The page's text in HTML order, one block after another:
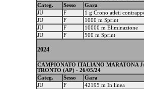
Categ.
Sesso Gara
JU
F 1 g Crono atleti
JU
F 1000 m Sprint
JU
F 10000 m Eliminazione
JU
F 500 m Sprint
2024
CAMPIONATO ITALIANO MARATONA
TRONTO (AP) - 26/05/24
Categ.
Sesso Gara
JU
F 42195 m In linea